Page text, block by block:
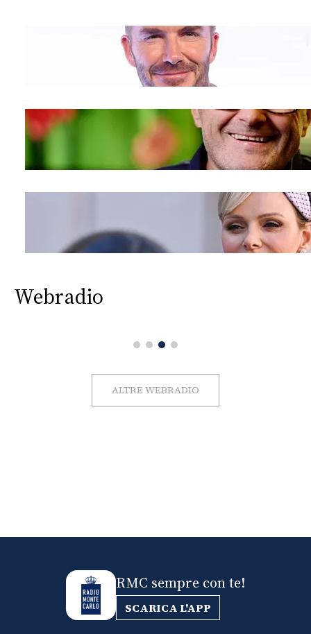
Webradio
ALTRE WEBRADIO
RMC sempre con te!
SCARICA L'APP